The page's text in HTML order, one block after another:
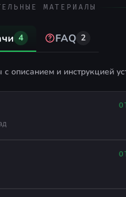
МАТЕРИАЛЫ
4 FAQ 2
описанием и инструкцией